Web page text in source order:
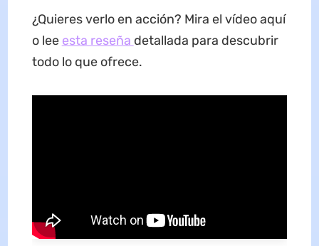
¿Quieres verlo en acción? Mira el vídeo aquí
o lee esta reseña detallada para descubrir
todo lo que ofrece.